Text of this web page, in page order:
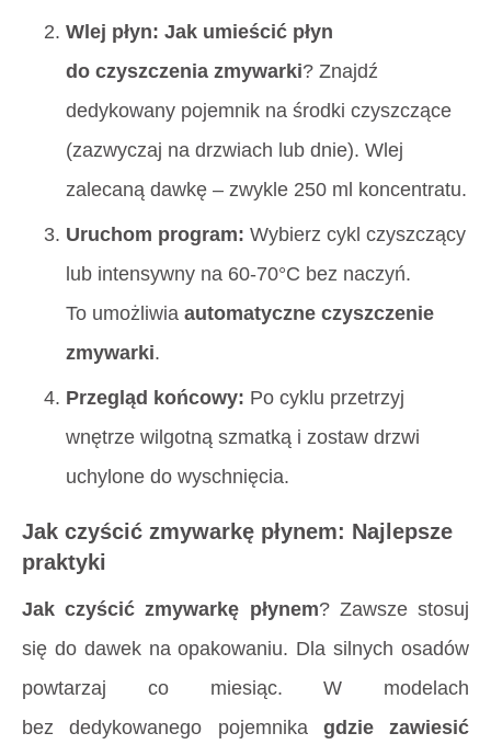
Wlej płyn: Jak umieścić płyn
do czyszczenia zmywarki? Znajdź
dedykowany pojemnik na środki czyszczące
(zazwyczaj na drzwiach lub dnie). Wlej
zalecaną dawkę – zwykle 250 ml koncentratu.
Uruchom program: Wybierz cykl czyszczący
lub intensywny na 60-70°C bez naczyń.
To umożliwia automatyczne czyszczenie
zmywarki.
Przegląd końcowy: Po cyklu przetrzyj
wnętrze wilgotną szmatką i zostaw drzwi
uchylone do wyschnięcia.
Jak czyścić zmywarkę płynem: Najlepsze
praktyki
Jak czyścić zmywarkę płynem? Zawsze stosuj
się do dawek na opakowaniu. Dla silnych osadów
powtarzaj co miesiąc. W modelach
bez dedykowanego pojemnika gdzie zawiesić